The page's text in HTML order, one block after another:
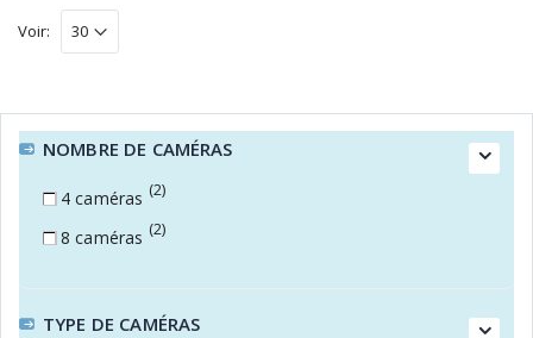
Voir:
NOMBRE DE CAMÉRAS
4 caméras (2)
8 caméras (2)
TYPE DE CAMÉRAS